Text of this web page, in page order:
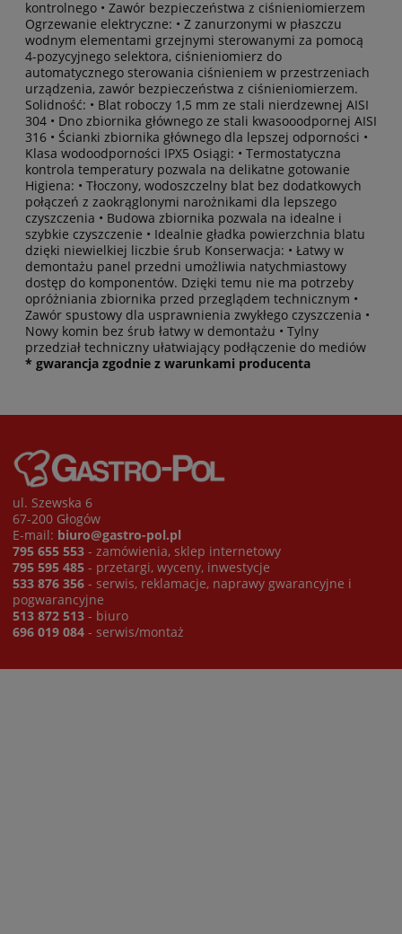
kontrolnego • Zawór bezpieczeństwa z ciśnieniomierzem
Ogrzewanie elektryczne: • Z zanurzonymi w płaszczu
wodnym elementami grzejnymi sterowanymi za pomocą
4-pozycyjnego selektora, ciśnieniomierz do
automatycznego sterowania ciśnieniem w przestrzeniach
urządzenia, zawór bezpieczeństwa z ciśnieniomierzem.
Solidność: • Blat roboczy 1,5 mm ze stali nierdzewnej AISI
304 • Dno zbiornika głównego ze stali kwasooodpornej AISI
316 • Ścianki zbiornika głównego dla lepszej odporności •
Klasa wodoodporności IPX5 Osiągi: • Termostatyczna
kontrola temperatury pozwala na delikatne gotowanie
Higiena: • Tłoczony, wodoszczelny blat bez dodatkowych
połączeń z zaokrąglonymi narożnikami dla lepszego
czyszczenia • Budowa zbiornika pozwala na idealne i
szybkie czyszczenie • Idealnie gładka powierzchnia blatu
dzięki niewielkiej liczbie śrub Konserwacja: • Łatwy w
demontażu panel przedni umożliwia natychmiastowy
dostęp do komponentów. Dzięki temu nie ma potrzeby
opróżniania zbiornika przed przeglądem technicznym •
Zawór spustowy dla usprawnienia zwykłego czyszczenia •
Nowy komin bez śrub łatwy w demontażu • Tylny
przedział techniczny ułatwiający podłączenie do mediów
* gwarancja zgodnie z warunkami producenta
ul. Szewska 6
67-200 Głogów
E-mail: biuro@gastro-pol.pl
795 655 553 - zamówienia, sklep internetowy
795 595 485 - przetargi, wyceny, inwestycje
533 876 356 - serwis, reklamacje, naprawy gwarancyjne i
pogwarancyjne
513 872 513 - biuro
696 019 084 - serwis/montaż